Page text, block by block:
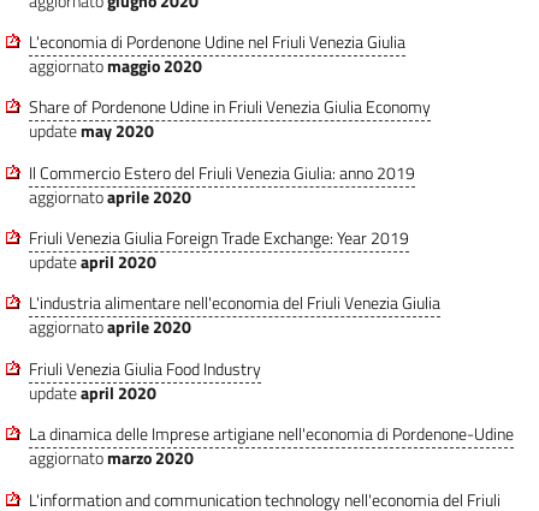
L'economia di Pordenone Udine nel Friuli Venezia Giulia
aggiornatomaggio 2020
Share of Pordenone Udine in Friuli Venezia Giulia Economy
updatemay 2020
Il Commercio Estero del Friuli Venezia Giulia: anno 2019
aggiornatoaprile 2020
Friuli Venezia Giulia Foreign Trade Exchange: Year 2019
updateapril 2020
L'industria alimentare nell'economia del Friuli Venezia Giulia
aggiornatoaprile 2020
Friuli Venezia Giulia Food Industry
updateapril 2020
La dinamica delle Imprese artigiane nell'economia di Pordenone-Udine
aggiornatomarzo 2020
L'information and communication technology nell'economia del Friuli